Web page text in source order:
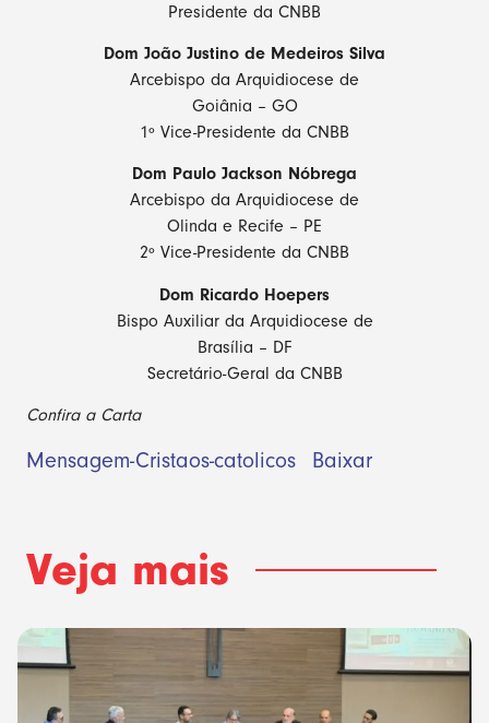
Presidente da CNBB
Dom João Justino de Medeiros Silva
Arcebispo da Arquidiocese de
Goiânia – GO
1º Vice-Presidente da CNBB
Dom Paulo Jackson Nóbrega
Arcebispo da Arquidiocese de
Olinda e Recife – PE
2º Vice-Presidente da CNBB
Dom Ricardo Hoepers
Bispo Auxiliar da Arquidiocese de
Brasília – DF
Secretário-Geral da CNBB
Confira a Carta
Mensagem-Cristaos-catolicos Baixar
Veja mais